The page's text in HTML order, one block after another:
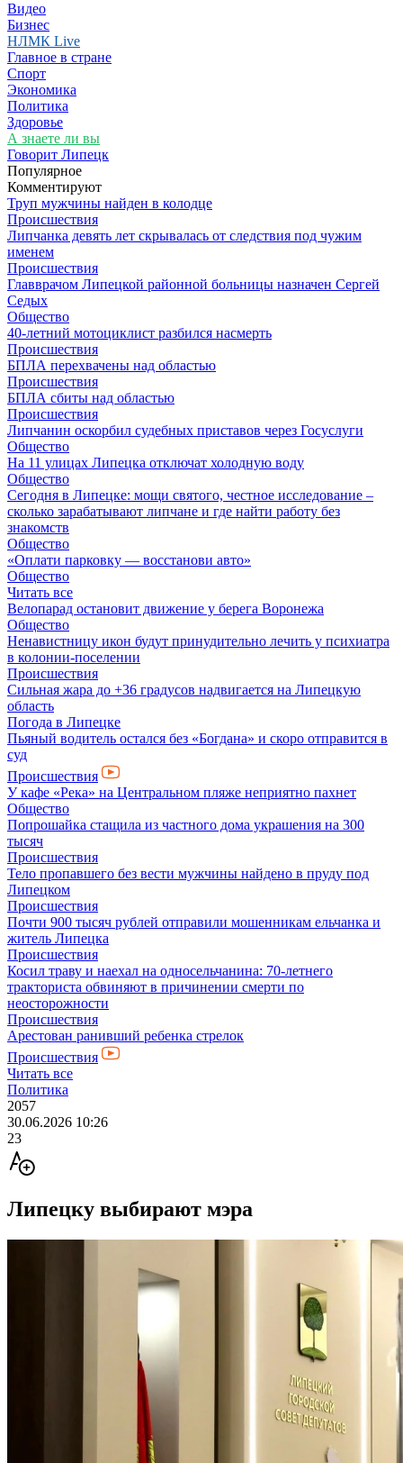
Видео
Бизнес
НЛМК Live
Главное в стране
Спорт
Экономика
Политика
Здоровье
А знаете ли вы
Говорит Липецк
Популярное
Комментируют
Труп мужчины найден в колодце
Происшествия
Липчанка девять лет скрывалась от следствия под чужим
именем
Происшествия
Главврачом Липецкой районной больницы назначен Сергей
Седых
Общество
40-летний мотоциклист разбился насмерть
Происшествия
БПЛА перехвачены над областью
Происшествия
БПЛА сбиты над областью
Происшествия
Липчанин оскорбил судебных приставов через Госуслуги
Общество
На 11 улицах Липецка отключат холодную воду
Общество
Сегодня в Липецке: мощи святого, честное исследование –
сколько зарабатывают липчане и где найти работу без
знакомств
Общество
«Оплати парковку — восстанови авто»
Общество
Читать все
Велопарад остановит движение у берега Воронежа
Общество
Ненавистницу икон будут принудительно лечить у психиатра
в колонии-поселении
Происшествия
Сильная жара до +36 градусов надвигается на Липецкую
область
Погода в Липецке
Пьяный водитель остался без «Богдана» и скоро отправится в
суд
Происшествия
У кафе «Река» на Центральном пляже неприятно пахнет
Общество
Попрошайка стащила из частного дома украшения на 300
тысяч
Происшествия
Тело пропавшего без вести мужчины найдено в пруду под
Липецком
Происшествия
Почти 900 тысяч рублей отправили мошенникам ельчанка и
житель Липецка
Происшествия
Косил траву и наехал на односельчанина: 70-летнего
тракториста обвиняют в причинении смерти по
неосторожности
Происшествия
Арестован ранивший ребенка стрелок
Происшествия
Читать все
Политика
2057
30.06.2026 10:26
23
Липецку выбирают мэра